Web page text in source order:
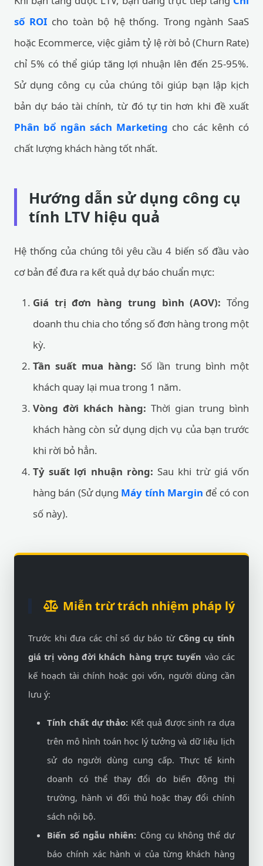
số ROI cho toàn bộ hệ thống. Trong ngành SaaS
hoặc Ecommerce, việc giảm tỷ lệ rời bỏ (Churn Rate)
chỉ 5% có thể giúp tăng lợi nhuận lên đến 25-95%.
Sử dụng công cụ của chúng tôi giúp bạn lập kịch
bản dự báo tài chính, từ đó tự tin hơn khi đề xuất
Phân bổ ngân sách Marketing cho các kênh có
chất lượng khách hàng tốt nhất.
Hướng dẫn sử dụng công cụ
tính LTV hiệu quả
Hệ thống của chúng tôi yêu cầu 4 biến số đầu vào
cơ bản để đưa ra kết quả dự báo chuẩn mực:
Giá trị đơn hàng trung bình (AOV): Tổng
doanh thu chia cho tổng số đơn hàng trong một
kỳ.
Tần suất mua hàng: Số lần trung bình một
khách quay lại mua trong 1 năm.
Vòng đời khách hàng: Thời gian trung bình
khách hàng còn sử dụng dịch vụ của bạn trước
khi rời bỏ hẳn.
Tỷ suất lợi nhuận ròng: Sau khi trừ giá vốn
hàng bán (Sử dụng Máy tính Margin để có con
số này).
Miễn trừ trách nhiệm pháp lý
Trước khi đưa các chỉ số dự báo từ Công cụ tính
giá trị vòng đời khách hàng trực tuyến vào các
kế hoạch tài chính hoặc gọi vốn, người dùng cần
lưu ý:
Tính chất dự thảo: Kết quả được sinh ra dựa
trên mô hình toán học lý tưởng và dữ liệu lịch
sử do người dùng cung cấp. Thực tế kinh
doanh có thể thay đổi do biến động thị
trường, hành vi đối thủ hoặc thay đổi chính
sách nội bộ.
Biến số ngẫu nhiên: Công cụ không thể dự
báo chính xác hành vi của từng khách hàng